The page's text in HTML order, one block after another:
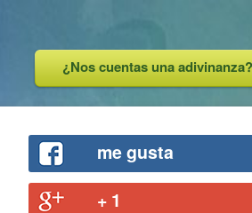
¿Nos cuentas una adivinanza?
me gusta
+ 1